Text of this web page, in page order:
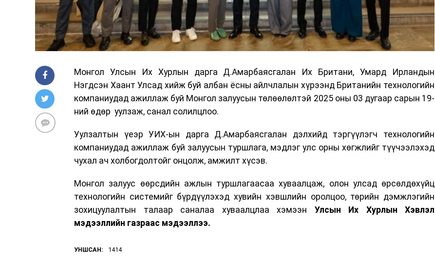
Монгол Улсын Их Хурлын дарга Д.Амарбаясгалан Их Британи, Умард Ирландын
Нэгдсэн Хаант Улсад хийж буй албан ёсны айлчлалын хүрээнд Британийн технологийн
компаниудад ажиллаж буй Монгол залуусын төлөөлөлтэй 2025 оны 03 дугаар сарын 19-
ний өдөр уулзаж, санал солилцлоо.
Уулзалтын үеэр УИХ-ын дарга Д.Амарбаясгалан дэлхийд тэргүүлэгч технологийн
компаниудад ажиллаж буй залуусын туршлага, мэдлэг улс орны хөгжлийг түүчээлэхэд
чухал ач холбогдолтойг онцолж, амжилт хүсэв.
Монгол залуус өөрсдийн ажлын туршлагаасаа хуваалцаж, олон улсад өрсөлдөхүйц
технологийн системийг бүрдүүлэхэд хувийн хэвшлийн оролцоо, төрийн дэмжлэгийн
зохицуулалтын талаар саналаа хуваалцлаа хэмээн Улсын Их Хурлын Хэвлэл
мэдээллийн газраас мэдээллээ.
УНШСАН: 1414